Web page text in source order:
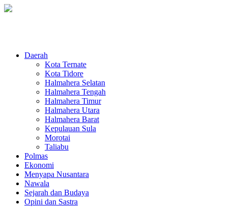
Daerah
Kota Ternate
Kota Tidore
Halmahera Selatan
Halmahera Tengah
Halmahera Timur
Halmahera Utara
Halmahera Barat
Kepulauan Sula
Morotai
Taliabu
Polmas
Ekonomi
Menyapa Nusantara
Nawala
Sejarah dan Budaya
Opini dan Sastra